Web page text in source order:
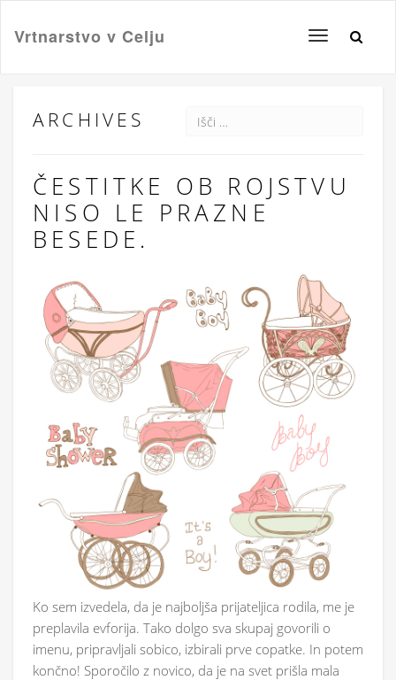
Toggle
Vrtnarstvo v Celju
ARCHIVES
ČESTITKE OB ROJSTVU
NISO LE PRAZNE
BESEDE.
Ko sem izvedela, da je najboljša prijateljica rodila, me je
preplavila evforija. Tako dolgo sva skupaj govorili o
imenu, pripravljali sobico, izbirali prve copatke. In potem
končno! Sporočilo z novico, da je na svet prišla mala